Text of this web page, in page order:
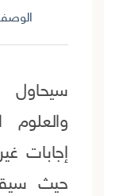
سيحاول
والعلوم
إجابات
حيث